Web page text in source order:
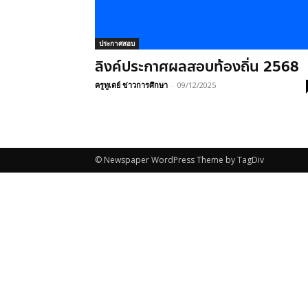
ประกาศสอบ
ลิงค์ประกาศผลสอบท้องถิ่น 2568
ครูทูเดย์ ข่าวการศึกษา - 09/12/2025
© Newspaper WordPress Theme by TagDiv